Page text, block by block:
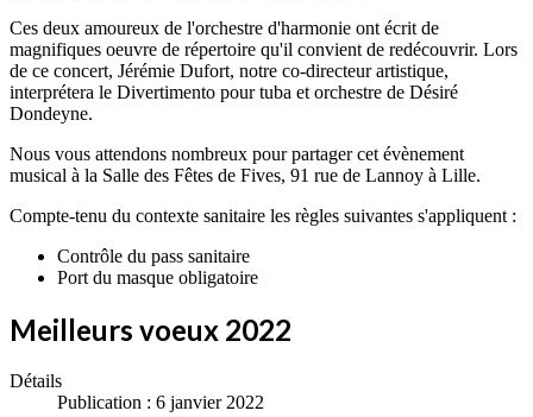
Ces deux amoureux de l'orchestre d'harmonie ont écrit de
magnifiques oeuvre de répertoire qu'il convient de redécouvrir. Lors
de ce concert, Jérémie Dufort, notre co-directeur artistique,
interprétera le Divertimento pour tuba et orchestre de Désiré
Dondeyne.
Nous vous attendons nombreux pour partager cet évènement
musical à la Salle des Fêtes de Fives, 91 rue de Lannoy à Lille.
Compte-tenu du contexte sanitaire les règles suivantes s'appliquent :
Contrôle du pass sanitaire
Port du masque obligatoire
Meilleurs voeux 2022
Détails
Publication : 6 janvier 2022